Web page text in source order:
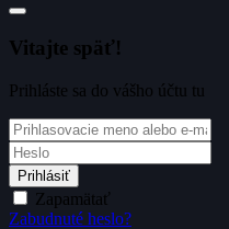
Vitajte späť!
Prihláste sa do vášho účtu tu
Prihlásiť
Zapamätať
Zabudnuté heslo?